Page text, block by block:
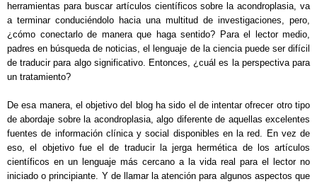
herramientas para buscar artículos científicos sobre la acondroplasia, va
a terminar conduciéndolo hacia una multitud de investigaciones, pero,
¿cómo conectarlo de manera que haga sentido? Para el lector medio,
padres en búsqueda de noticias, el lenguaje de la ciencia puede ser difícil
de traducir para algo significativo. Entonces, ¿cuál es la perspectiva para
un tratamiento?
De esa manera, el objetivo del blog ha sido el de intentar ofrecer otro tipo
de abordaje sobre la acondroplasia, algo diferente de aquellas excelentes
fuentes de información clínica y social disponibles en la red. En vez de
eso, el objetivo fue el de traducir la jerga hermética de los artículos
científicos en un lenguaje más cercano a la vida real para el lector no
iniciado o principiante. Y de llamar la atención para algunos aspectos que